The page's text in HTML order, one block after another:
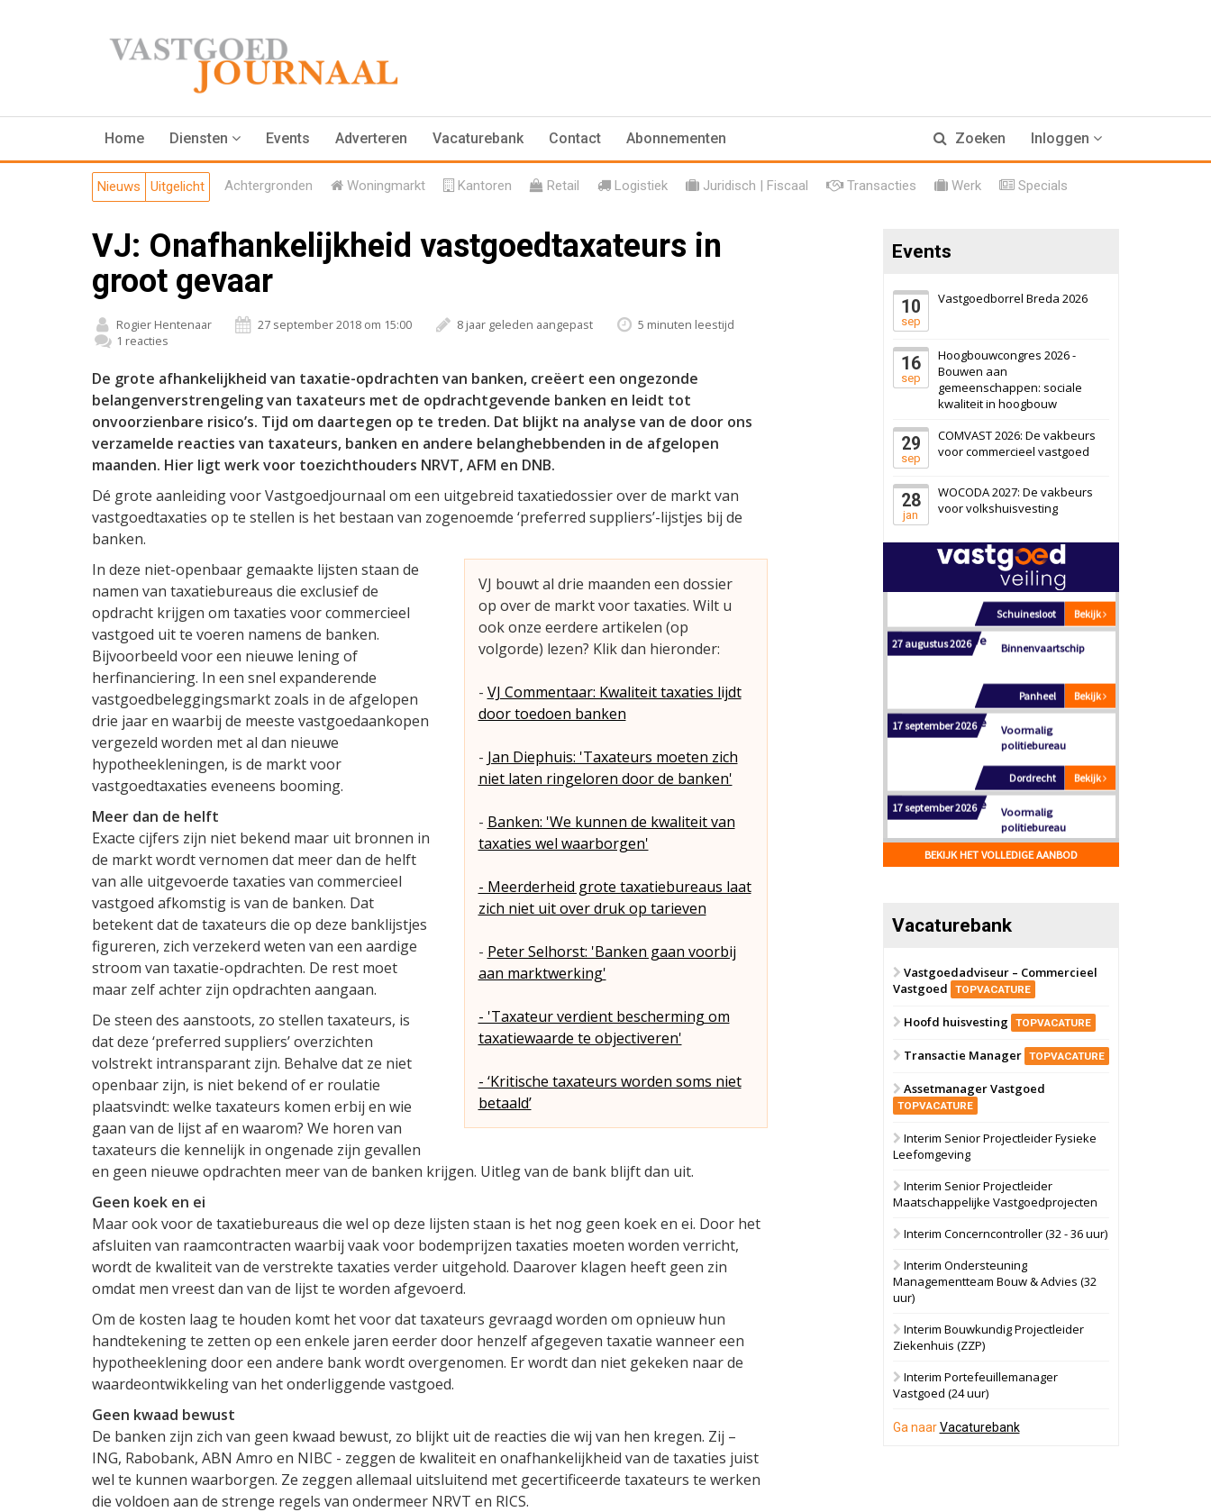
Home Diensten Events Adverteren Vacaturebank Contact Abonnementen Zoeken Inloggen
Nieuws Uitgelicht Achtergronden Woningmarkt Kantoren Retail Logistiek Juridisch | Fiscaal Transacties Werk Specials
VJ: Onafhankelijkheid vastgoedtaxateurs in
groot gevaar
Rogier Hentenaar 27 september 2018 om 15:00 8 jaar geleden aangepast
5 minuten leestijd
1 reacties
De grote afhankelijkheid van taxatie-opdrachten van banken, creëert een ongezonde
belangenverstrengeling van taxateurs met de opdrachtgevende banken en leidt tot
onvoorzienbare risico’s. Tijd om daartegen op te treden. Dat blijkt na analyse van de door ons
verzamelde reacties van taxateurs, banken en andere belanghebbenden in de afgelopen
maanden. Hier ligt werk voor toezichthouders NRVT, AFM en DNB.
Dé grote aanleiding voor Vastgoedjournaal om een uitgebreid taxatiedossier over de markt van
vastgoedtaxaties op te stellen is het bestaan van zogenoemde ‘preferred suppliers’-lijstjes bij de
banken.
VJ bouwt al drie maanden een dossier
op over de markt voor taxaties. Wilt u
ook onze eerdere artikelen (op
volgorde) lezen? Klik dan hieronder:
- VJ Commentaar: Kwaliteit taxaties lijdt
door toedoen banken
- Jan Diephuis: 'Taxateurs moeten zich
niet laten ringeloren door de banken'
- Banken: 'We kunnen de kwaliteit van
taxaties wel waarborgen'
- Meerderheid grote taxatiebureaus laat
zich niet uit over druk op tarieven
- Peter Selhorst: 'Banken gaan voorbij
aan marktwerking'
- 'Taxateur verdient bescherming om
taxatiewaarde te objectiveren'
- ‘Kritische taxateurs worden soms niet
betaald’
In deze niet-openbaar gemaakte lijsten staan de
namen van taxatiebureaus die exclusief de
opdracht krijgen om taxaties voor commercieel
vastgoed uit te voeren namens de banken.
Bijvoorbeeld voor een nieuwe lening of
herfinanciering. In een snel expanderende
vastgoedbeleggingsmarkt zoals in de afgelopen
drie jaar en waarbij de meeste vastgoedaankopen
vergezeld worden met al dan nieuwe
hypotheekleningen, is de markt voor
vastgoedtaxaties eveneens booming.
Meer dan de helft
Exacte cijfers zijn niet bekend maar uit bronnen in
de markt wordt vernomen dat meer dan de helft
van alle uitgevoerde taxaties van commercieel
vastgoed afkomstig is van de banken. Dat
betekent dat de taxateurs die op deze banklijstjes
figureren, zich verzekerd weten van een aardige
stroom van taxatie-opdrachten. De rest moet
maar zelf achter zijn opdrachten aangaan.
De steen des aanstoots, zo stellen taxateurs, is
dat deze ‘preferred suppliers’ overzichten
volstrekt intransparant zijn. Behalve dat ze niet
openbaar zijn, is niet bekend of er roulatie
plaatsvindt: welke taxateurs komen erbij en wie
gaan van de lijst af en waarom? We horen van
taxateurs die kennelijk in ongenade zijn gevallen
en geen nieuwe opdrachten meer van de banken krijgen. Uitleg van de bank blijft dan uit.
Geen koek en ei
Maar ook voor de taxatiebureaus die wel op deze lijsten staan is het nog geen koek en ei. Door het
afsluiten van raamcontracten waarbij vaak voor bodemprijzen taxaties moeten worden verricht,
wordt de kwaliteit van de verstrekte taxaties verder uitgehold. Daarover klagen heeft geen zin
omdat men vreest dan van de lijst te worden afgevoerd.
Om de kosten laag te houden komt het voor dat taxateurs gevraagd worden om opnieuw hun
handtekening te zetten op een enkele jaren eerder door henzelf afgegeven taxatie wanneer een
hypotheeklening door een andere bank wordt overgenomen. Er wordt dan niet gekeken naar de
waardeontwikkeling van het onderliggende vastgoed.
Geen kwaad bewust
De banken zijn zich van geen kwaad bewust, zo blijkt uit de reacties die wij van hen kregen. Zij –
ING, Rabobank, ABN Amro en NIBC - zeggen de kwaliteit en onafhankelijkheid van de taxaties juist
wel te kunnen waarborgen. Ze zeggen allemaal uitsluitend met gecertificeerde taxateurs te werken
die voldoen aan de strenge regels van ondermeer NRVT en RICS.
Events
10
sep
Vastgoedborrel Breda 2026
16
sep
Hoogbouwcongres 2026 -
Bouwen aan
gemeenschappen: sociale
kwaliteit in hoogbouw
29
sep
COMVAST 2026: De vakbeurs
voor commercieel vastgoed
28
jan
WOCODA 2027: De vakbeurs
voor volkshuisvesting
17 september 2026
Voormalig
politiebureau
6 oktober 2026 Transformatieobject
Schiedam
22 september 2026 Attractiepark
Bekijk
Oranje
28 september 2026
bedrijventerrein
Schuinesloot
Binnenvaartschip
Voormalig
politiebureau
Dordrecht
Voormalig
politiebureau
Hilversum
17 september 2026
Voormalig
Zwanenburg
6 oktober 2026 Transformatieobject
22 september 2026
28 september 2026
Grootschalig
bedrijventerrein
Bekijk
Schuinesloot
27 augustus 2026 Binnenvaartschip
17 september 2026
17 september 2026
Voormalig
BEKIJK HET VOLLEDIGE AANBOD
Vacaturebank
Vastgoedadviseur – Commercieel
Vastgoed
TOPVACATURE
Hoofd huisvesting TOPVACATURE
Transactie Manager TOPVACATURE
Assetmanager Vastgoed
TOPVACATURE
Interim Senior Projectleider Fysieke
Leefomgeving
Interim Senior Projectleider
Maatschappelijke Vastgoedprojecten
Interim Concerncontroller (32 - 36 uur)
Interim Ondersteuning
Managementteam Bouw & Advies (32
uur)
Interim Bouwkundig Projectleider
Ziekenhuis (ZZP)
Interim Portefeuillemanager
Vastgoed (24 uur)
Ga naarVacaturebank